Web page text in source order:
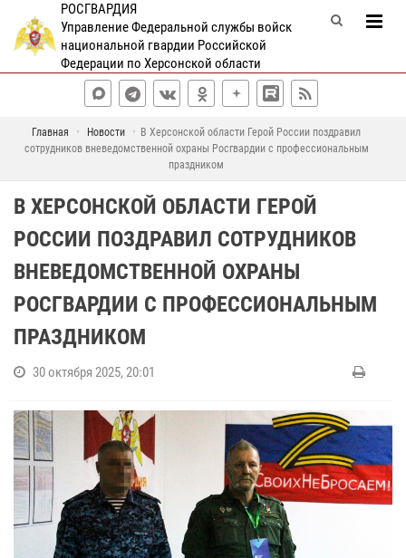
РОСГВАРДИЯ
Управление Федеральной службы войск
национальной гвардии Российской
Федерации по Херсонской области
Главная Новости
В Херсонской области Герой России поздравил
сотрудников вневедомственной охраны Росгвардии с профессиональным
праздником
В ХЕРСОНСКОЙ ОБЛАСТИ ГЕРОЙ
РОССИИ ПОЗДРАВИЛ СОТРУДНИКОВ
ВНЕВЕДОМСТВЕННОЙ ОХРАНЫ
РОСГВАРДИИ С ПРОФЕССИОНАЛЬНЫМ
ПРАЗДНИКОМ
30 октября 2025, 20:01